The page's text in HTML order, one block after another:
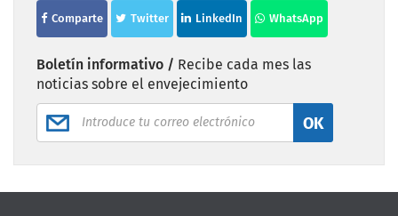
Comparte Twitter LinkedIn WhatsApp
Boletín informativo / Recibe cada mes las
noticias sobre el envejecimiento
OK